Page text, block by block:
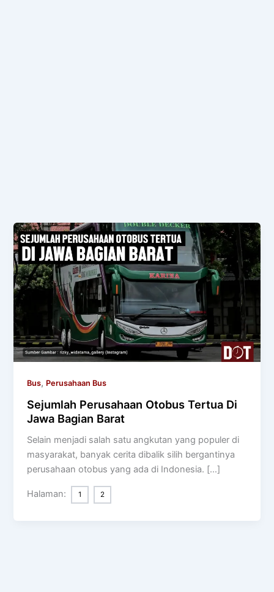
Bus, Perusahaan Bus
Sejumlah Perusahaan Otobus Tertua Di
Jawa Bagian Barat
Selain menjadi salah satu angkutan yang populer di
masyarakat, banyak cerita dibalik silih bergantinya
perusahaan otobus yang ada di Indonesia. […]
Halaman: 1 2